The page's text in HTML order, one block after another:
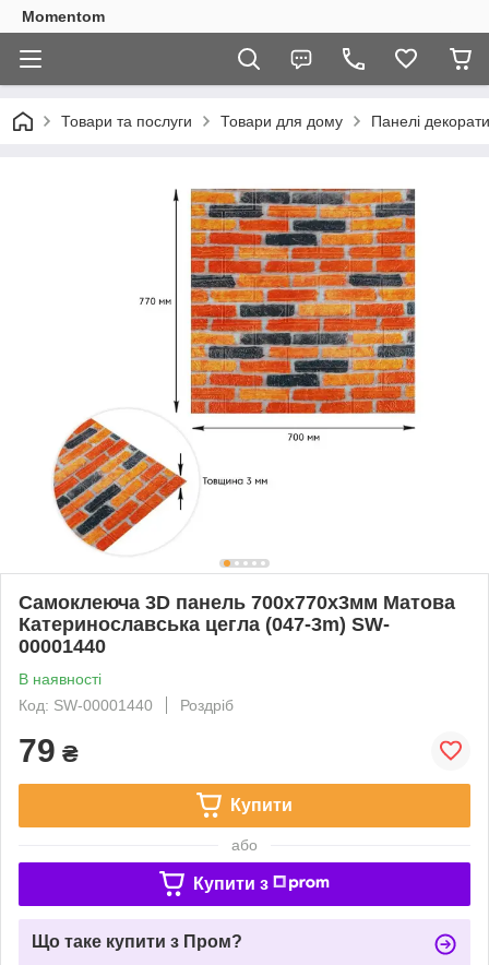
Momentom
Товари та послуги Товари для дому Панелі
Самоклеюча 3D панель 700х770х3мм Матова
Катеринославська цегла (047-3m) SW-
00001440
В наявності
Код: SW-00001440
Роздріб
79 ₴
Купити
або
Купити з
Що таке купити з Пром?